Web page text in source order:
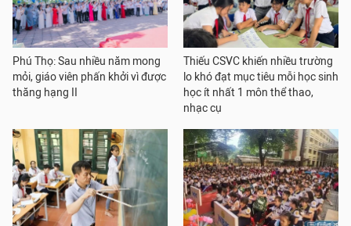
Phú Thọ: Sau nhiều năm mong
mỏi, giáo viên phấn khởi vì được
thăng hạng II
Thiếu CSVC khiến nhiều trường
lo khó đạt mục tiêu mỗi học sinh
học ít nhất 1 môn thể thao,
nhạc cụ